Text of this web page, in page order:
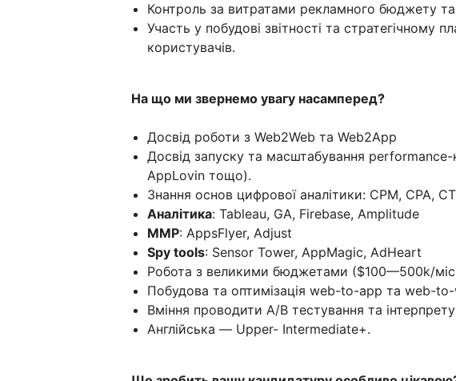
Контроль за витратами рекламного бюджету та
Участь у побудові звітності та стратегічному
користувачів.
На що ми звернемо увагу насамперед?
Досвід роботи з Web2Web та Web2App
Досвід запуску та масштабування
AppLovin тощо).
Знання основ цифрової аналітики: CPM, CPA,
Аналітика: Tableau, GA, Firebase, Amplitude
MMP: AppsFlyer, Adjust
Spy tools: Sensor Tower, AppMagic, AdHeart
Робота з великими бюджетами ($100—500k/
Побудова та оптимізація web-to-app та web-
Вміння проводити A/B тестування та
Англійська — Upper- Intermediate+.